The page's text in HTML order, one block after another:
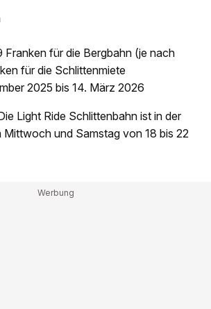
Franken für die Bergbahn (je nach
für die Schlittenmiete
2025 bis 14. März 2026
Light Ride Schlittenbahn ist in der
Mittwoch und Samstag von 18 bis 22